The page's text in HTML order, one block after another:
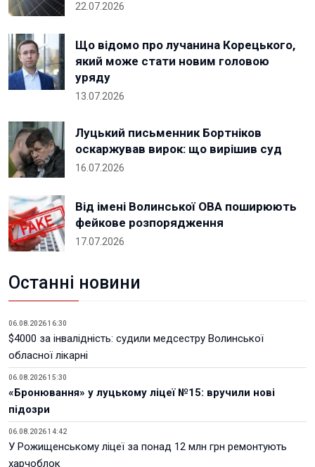
22.07.2026
Що відомо про лучанина Корецького,
який може стати новим головою
уряду
13.07.2026
Луцький письменник Бортніков
оскаржував вирок: що вирішив суд
16.07.2026
Від імені Волинської ОВА поширюють
фейкове розпорядження
17.07.2026
Останні новини
06.08.2026 16:30
$4000 за інвалідність: судили медсестру Волинської
обласної лікарні
06.08.2026 15:30
«Бронювання» у луцькому ліцеї №15: вручили нові
підозри
06.08.2026 14:42
У Рожищенському ліцеї за понад 12 млн грн ремонтують
харчоблок